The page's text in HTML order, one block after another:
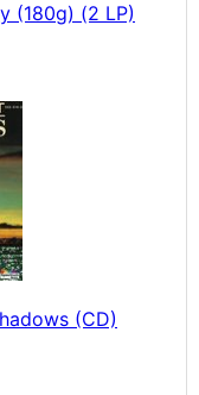
(180g) (2 LP)
(CD)